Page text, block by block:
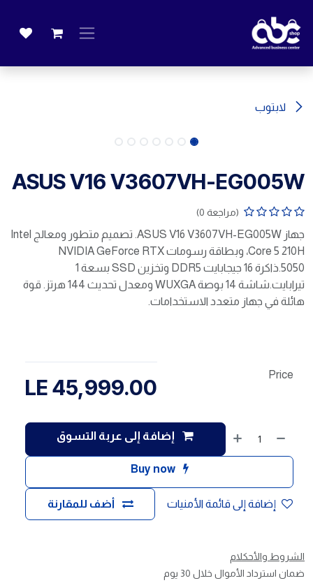
لابتوب
ASUS V16 V3607VH-EG005W
(مراجعة 0)
جهاز ASUS V16 V3607VH-EG005W. تصميم متطور ومعالج Intel
Core 5 210H، وبطاقة رسومات NVIDIA GeForce RTX
5050.ذاكرة 16 جيجابايت DDR5 وتخزين SSD بسعة 1
تيرابايت.شاشة 14 بوصة WUXGA ومعدل تحديث 144 هرتز. قوة
هائلة في جهاز متعدد الاستخدامات.
إضافة إلى عربة التسوق
Buy now
أضف للمقارنة إضافة إلى قائمة الأمنيات
Price
45,999.00
الشروط والأحكلام
ضمان استرداد الأموال خلال 30 يوم